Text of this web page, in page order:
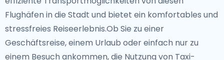
Flughäfen in die Stadt und bietet ein komfortables und
stressfreies Reiseerlebnis.Ob Sie zu einer
Geschäftsreise, einem Urlaub oder einfach nur zu
einem Besuch ankommen, die Nutzung von Taxi-